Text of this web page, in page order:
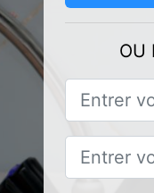
OU